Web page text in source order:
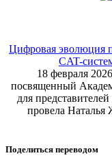
Цифровая эволюция
CAT-
18 февраля
посвященный
для
провела Наталья
Поделиться переводом